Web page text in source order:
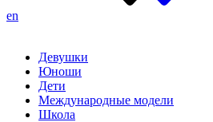
en
Девушки
Юноши
Дети
Международные модели
Школа